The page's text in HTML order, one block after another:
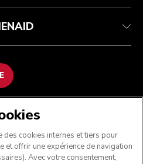
des cookies internes et tiers pour
et offrir une expérience de navigation
Avec votre consentement,